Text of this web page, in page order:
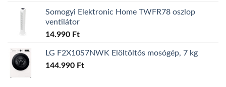
Somogyi Elektronic Home TWFR78 oszlop
ventilátor
14.990 Ft
LG F2X10S7NWK Elöltöltős mosógép, 7 kg
144.990 Ft